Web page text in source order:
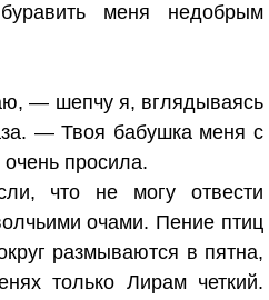
меня недобрым
— шепчу я, вглядываясь
— Твоя бабушка меня с
просила.
что не могу отвести
очами. Пение птиц
размываются в пятна,
только Лирам четкий.